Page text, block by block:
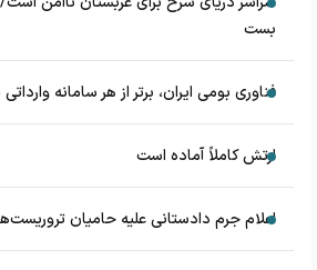
بست
فناوری بومی ایران، برتر از هر سامانه
ارتش کاملاً آماده است
اعلام جرم دادستانی علیه حامیان